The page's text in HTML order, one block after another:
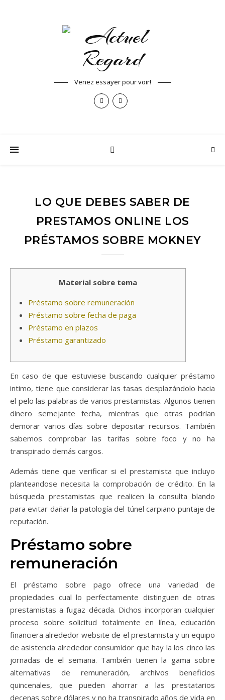
Venez essayer pour voir!
LO QUE DEBES SABER DE
PRESTAMOS ONLINE LOS
PRÉSTAMOS SOBRE MOKNEY
Material sobre tema
Préstamo sobre remuneración
Préstamo sobre fecha de paga
Préstamo en plazos
Préstamo garantizado
En caso de que estuviese buscando cualquier préstamo
intimo, tiene que considerar las tasas desplazándolo hacia
el pelo las palabras de varios prestamistas. Algunos tienen
dinero semejante fecha, mientras que otras podrían
demorar varios días sobre depositar recursos. También
sabemos comprobar las tarifas sobre foco y no ha
transpirado demás cargos.
Además tiene que verificar si el prestamista que incluyo
planteandose necesita la comprobación de crédito. En la
búsqueda prestamistas que realicen la consulta blando
para evitar dañar la patologí­a del túnel carpiano puntaje de
reputación.
Préstamo sobre
remuneración
El préstamo sobre pago ofrece una variedad de
propiedades cual lo perfectamente distinguen de otras
prestamistas a fugaz década. Dichos incorporan cualquier
proceso sobre solicitud totalmente en línea, educación
financiera alrededor website de el prestamista y un equipo
de asistencia alrededor consumidor que hay la los cinco las
jornadas de el semana. También tienen la gama sobre
alternativas de remuneración, archivos beneficios
quincenales, que pueden ahorrar a las prestatarios
decenas sobre dólares y no ha transpirado años de vida en